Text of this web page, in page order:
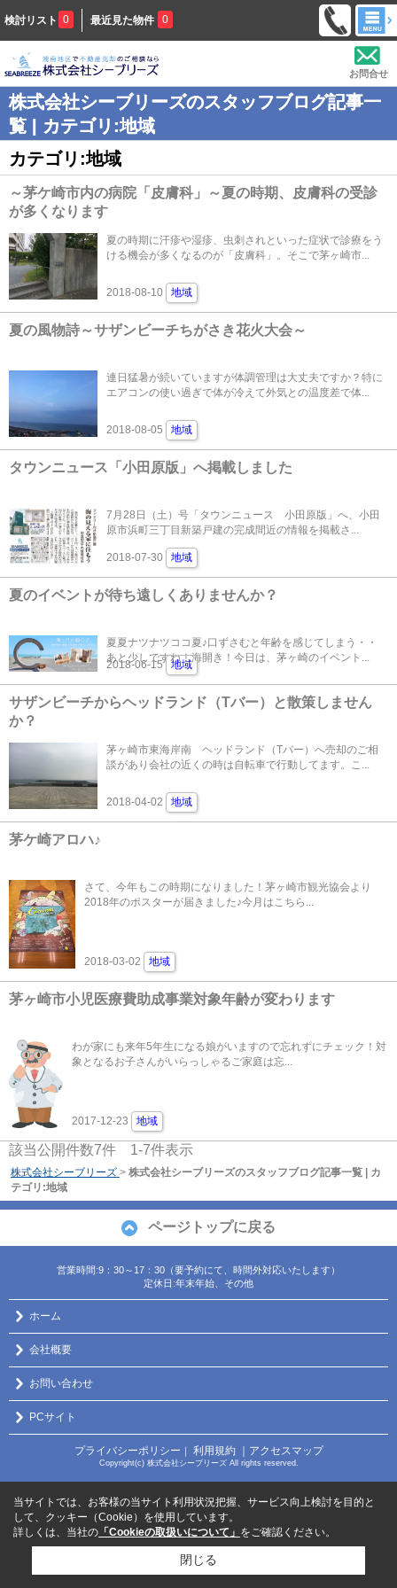
検討リスト 0 最近見た物件 0
お問合せ
株式会社シーブリーズのスタッフブログ記事一
覧 | カテゴリ:地域
カテゴリ:地域
～茅ケ崎市内の病院「皮膚科」～夏の時期、皮膚科の受診
が多くなります
夏の時期に汗疹や湿疹、虫刺されといった症状で診療をう
ける機会が多くなるのが「皮膚科」。そこで茅ヶ崎市...
2018-08-10 地域
夏の風物詩～サザンビーチちがさき花火大会～
連日猛暑が続いていますが体調管理は大丈夫ですか？特に
エアコンの使い過ぎで体が冷えて外気との温度差で体...
2018-08-05 地域
タウンニュース「小田原版」へ掲載しました
7月28日（土）号「タウンニュース 小田原版」へ、小田
原市浜町三丁目新築戸建の完成間近の情報を掲載さ...
2018-07-30 地域
夏のイベントが待ち遠しくありませんか？
夏夏ナツナツココ夏♪口ずさむと年齢を感じてしまう・・
あと少しですね！海開き！今日は、茅ヶ崎のイベント...
2018-06-15 地域
サザンビーチからヘッドランド（Tバー）と散策しません
か？
茅ヶ崎市東海岸南 ヘッドランド（Tバー）へ売却のご相
談があり会社の近くの時は自転車で行動してます。こ...
2018-04-02 地域
茅ケ崎アロハ♪
さて、今年もこの時期になりました！茅ヶ崎市観光協会より
2018年のポスターが届きました♪今月はこちら...
2018-03-02 地域
茅ヶ崎市小児医療費助成事業対象年齢が変わります
わが家にも来年5年生になる娘がいますので忘れずにチェック！対
象となるお子さんがいらっしゃるご家庭は忘...
2017-12-23 地域
該当公開件数7件 1-7件表示
株式会社シーブリーズ > 株式会社シーブリーズのスタッフブログ記事一覧 | カ
テゴリ:地域
ページトップに戻る
営業時間:9：30～17：30（要予約にて、時間外対応いたします）
定休日:年末年始、その他
ホーム
会社概要
お問い合わせ
PCサイト
プライバシーポリシー ｜ 利用規約 ｜アクセスマップ
Copyright(c) 株式会社シーブリーズ All rights reserved.
当サイトでは、お客様の当サイト利用状況把握、サービス向上検討を目的と
して、クッキー（Cookie）を使用しています。
詳しくは、当社の 「Cookieの取扱いについて」 をご確認ください。
閉じる